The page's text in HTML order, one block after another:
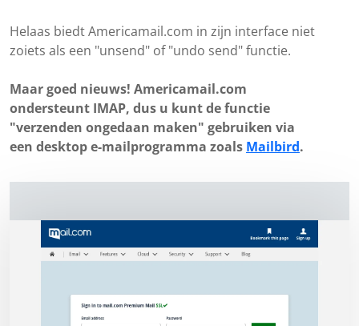
Helaas biedt Americamail.com in zijn interface niet
zoiets als een "unsend" of "undo send" functie.
Maar goed nieuws! Americamail.com
ondersteunt IMAP, dus u kunt de functie
"verzenden ongedaan maken" gebruiken via
een desktop e-mailprogramma zoals Mailbird.